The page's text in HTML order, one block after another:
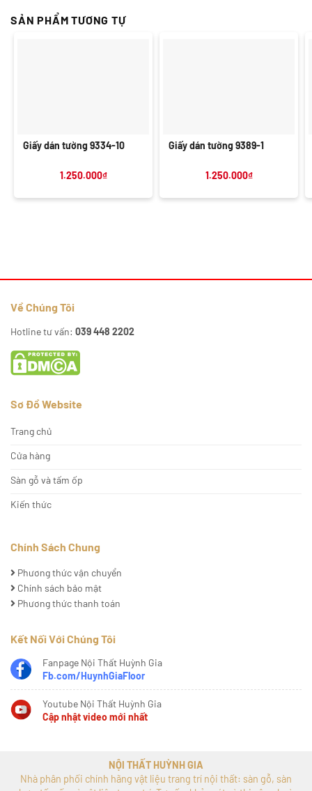
SẢN PHẨM TƯƠNG TỰ
Giấy dán tường 9334-10
1.250.000₫
Giấy dán tường 9389-1
1.250.000₫
Về Chúng Tôi
Hotline tư vấn: 039 448 2202
Sơ Đồ Website
Trang chủ
Cửa hàng
Sàn gỗ và tấm ốp
Kiến thức
Chính Sách Chung
Phương thức vận chuyển
Chính sách bảo mật
Phương thức thanh toán
Kết Nối Với Chúng Tôi
Fanpage Nội Thất Huỳnh Gia
Fb.com/HuynhGiaFloor
Youtube Nội Thất Huỳnh Gia
Cập nhật video mới nhất
NỘI THẤT HUỲNH GIA
Nhà phân phối chính hãng vật liệu trang trí nội thất: sàn gỗ, sàn